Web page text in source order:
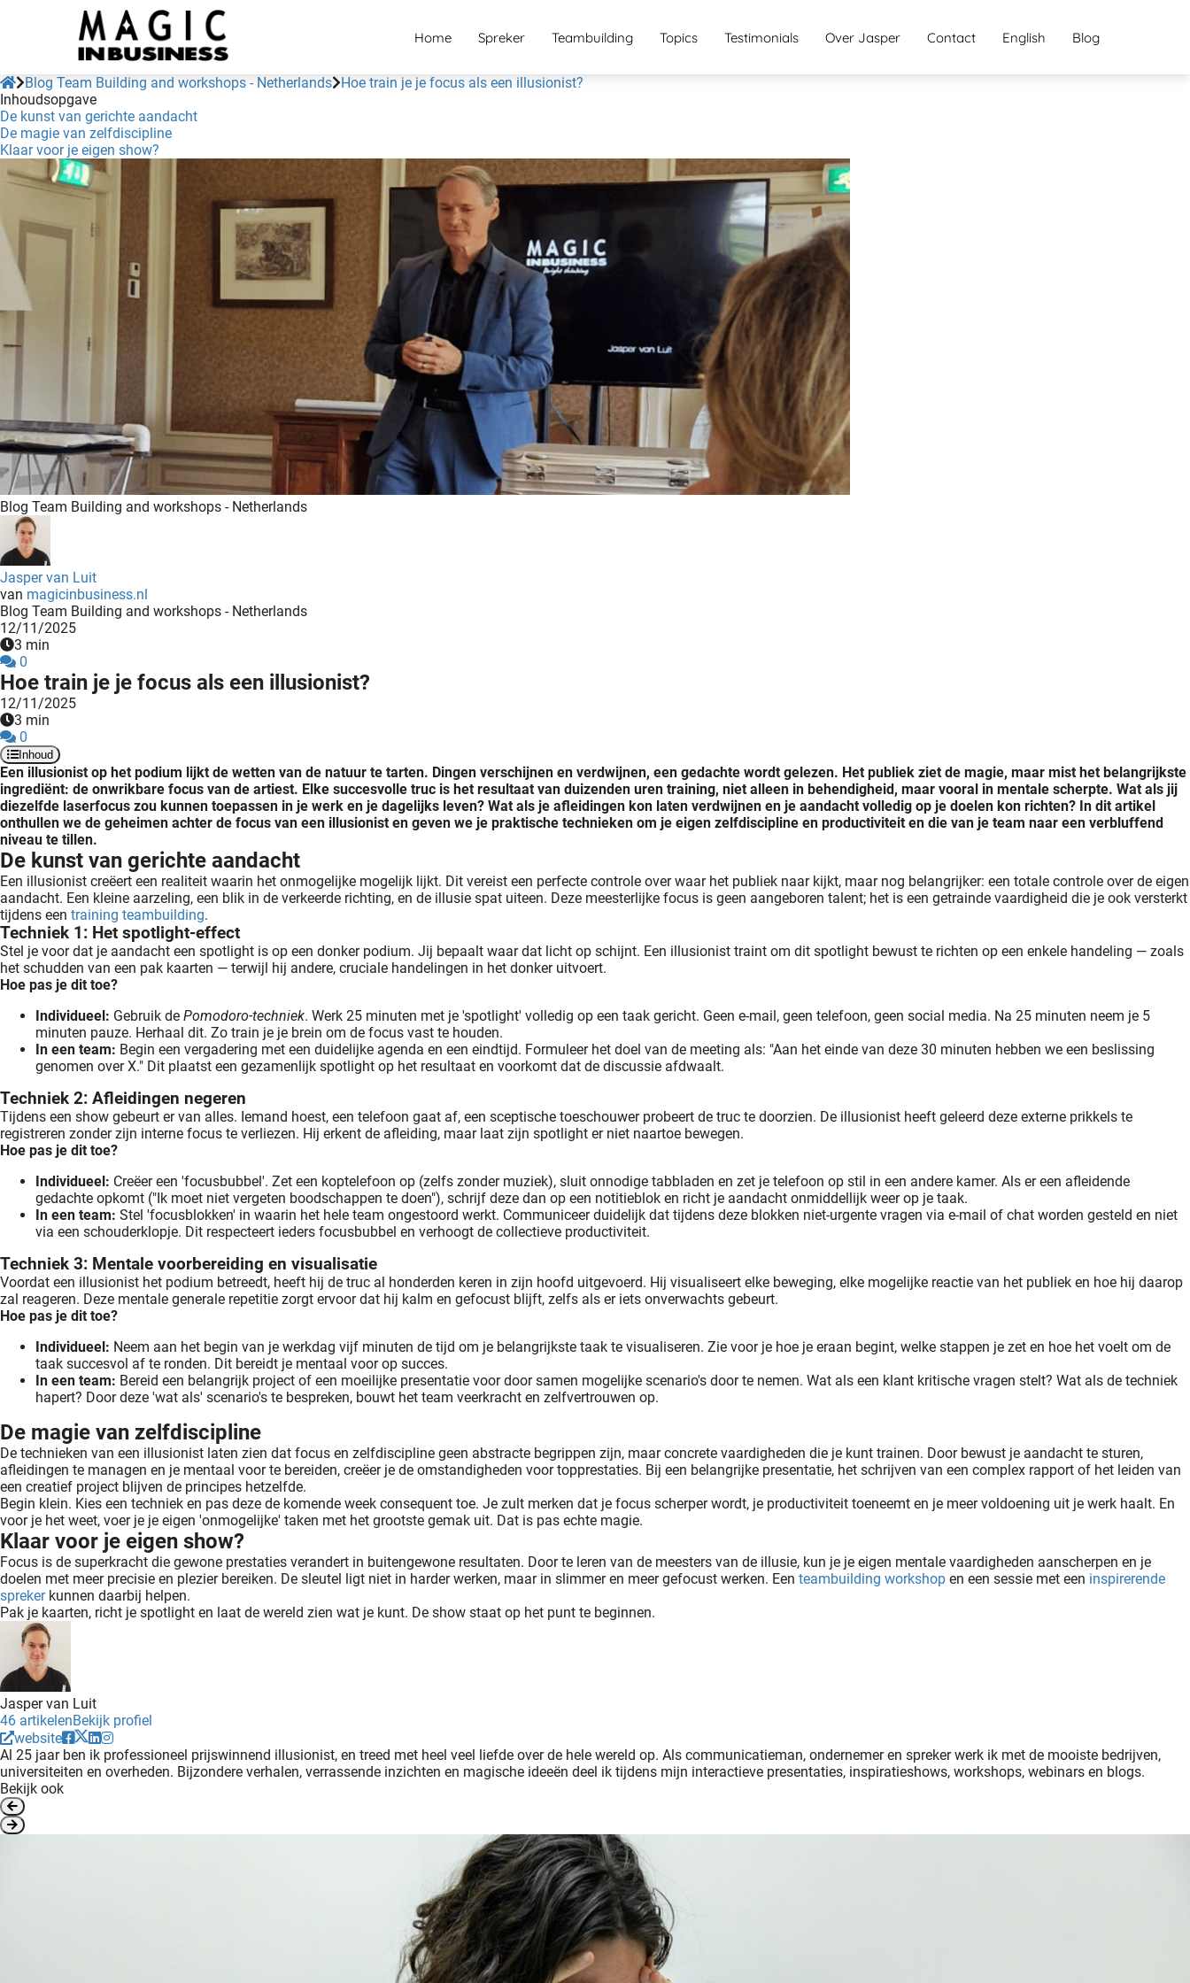
Home Spreker Teambuilding Topics Testimonials Over Jasper Contact English Blog
Blog Team Building and workshops - Netherlands Hoe train je je focus als een illusionist?
Inhoudsopgave
De kunst van gerichte aandacht
De magie van zelfdiscipline
Klaar voor je eigen show?
Blog Team Building and workshops - Netherlands
Jasper van Luit
van magicinbusiness.nl
Blog Team Building and workshops - Netherlands
12/11/2025
3 min
0
Hoe train je je focus als een illusionist?
12/11/2025
3 min
0
Inhoud
Een illusionist op het podium lijkt de wetten van de natuur te tarten. Dingen verschijnen en verdwijnen, een gedachte wordt gelezen. Het publiek ziet de magie, maar mist het belangrijkste
ingrediënt: de onwrikbare focus van de artiest. Elke succesvolle truc is het resultaat van duizenden uren training, niet alleen in behendigheid, maar vooral in mentale scherpte. Wat als jij
diezelfde laserfocus zou kunnen toepassen in je werk en je dagelijks leven? Wat als je afleidingen kon laten verdwijnen en je aandacht volledig op je doelen kon richten? In dit artikel
onthullen we de geheimen achter de focus van een illusionist en geven we je praktische technieken om je eigen zelfdiscipline en productiviteit en die van je team naar een verbluffend
niveau te tillen.
De kunst van gerichte aandacht
Een illusionist creëert een realiteit waarin het onmogelijke mogelijk lijkt. Dit vereist een perfecte controle over waar het publiek naar kijkt, maar nog belangrijker: een totale controle over de eigen
aandacht. Een kleine aarzeling, een blik in de verkeerde richting, en de illusie spat uiteen. Deze meesterlijke focus is geen aangeboren talent; het is een getrainde vaardigheid die je ook versterkt
tijdens een training teambuilding.
Techniek 1: Het spotlight-effect
Stel je voor dat je aandacht een spotlight is op een donker podium. Jij bepaalt waar dat licht op schijnt. Een illusionist traint om dit spotlight bewust te richten op een enkele handeling — zoals
het schudden van een pak kaarten — terwijl hij andere, cruciale handelingen in het donker uitvoert.
Hoe pas je dit toe?
Individueel: Gebruik de Pomodoro-techniek. Werk 25 minuten met je 'spotlight' volledig op een taak gericht. Geen e-mail, geen telefoon, geen social media. Na 25 minuten neem je 5
minuten pauze. Herhaal dit. Zo train je je brein om de focus vast te houden.
In een team: Begin een vergadering met een duidelijke agenda en een eindtijd. Formuleer het doel van de meeting als: "Aan het einde van deze 30 minuten hebben we een beslissing
genomen over X." Dit plaatst een gezamenlijk spotlight op het resultaat en voorkomt dat de discussie afdwaalt.
Techniek 2: Afleidingen negeren
Tijdens een show gebeurt er van alles. Iemand hoest, een telefoon gaat af, een sceptische toeschouwer probeert de truc te doorzien. De illusionist heeft geleerd deze externe prikkels te
registreren zonder zijn interne focus te verliezen. Hij erkent de afleiding, maar laat zijn spotlight er niet naartoe bewegen.
Hoe pas je dit toe?
Individueel: Creëer een 'focusbubbel'. Zet een koptelefoon op (zelfs zonder muziek), sluit onnodige tabbladen en zet je telefoon op stil in een andere kamer. Als er een afleidende
gedachte opkomt ("Ik moet niet vergeten boodschappen te doen"), schrijf deze dan op een notitieblok en richt je aandacht onmiddellijk weer op je taak.
In een team: Stel 'focusblokken' in waarin het hele team ongestoord werkt. Communiceer duidelijk dat tijdens deze blokken niet-urgente vragen via e-mail of chat worden gesteld en niet
via een schouderklopje. Dit respecteert ieders focusbubbel en verhoogt de collectieve productiviteit.
Techniek 3: Mentale voorbereiding en visualisatie
Voordat een illusionist het podium betreedt, heeft hij de truc al honderden keren in zijn hoofd uitgevoerd. Hij visualiseert elke beweging, elke mogelijke reactie van het publiek en hoe hij daarop
zal reageren. Deze mentale generale repetitie zorgt ervoor dat hij kalm en gefocust blijft, zelfs als er iets onverwachts gebeurt.
Hoe pas je dit toe?
Individueel: Neem aan het begin van je werkdag vijf minuten de tijd om je belangrijkste taak te visualiseren. Zie voor je hoe je eraan begint, welke stappen je zet en hoe het voelt om de
taak succesvol af te ronden. Dit bereidt je mentaal voor op succes.
In een team: Bereid een belangrijk project of een moeilijke presentatie voor door samen mogelijke scenario's door te nemen. Wat als een klant kritische vragen stelt? Wat als de techniek
hapert? Door deze 'wat als' scenario's te bespreken, bouwt het team veerkracht en zelfvertrouwen op.
De magie van zelfdiscipline
De technieken van een illusionist laten zien dat focus en zelfdiscipline geen abstracte begrippen zijn, maar concrete vaardigheden die je kunt trainen. Door bewust je aandacht te sturen,
afleidingen te managen en je mentaal voor te bereiden, creëer je de omstandigheden voor topprestaties. Bij een belangrijke presentatie, het schrijven van een complex rapport of het leiden van
een creatief project blijven de principes hetzelfde.
Begin klein. Kies een techniek en pas deze de komende week consequent toe. Je zult merken dat je focus scherper wordt, je productiviteit toeneemt en je meer voldoening uit je werk haalt. En
voor je het weet, voer je je eigen 'onmogelijke' taken met het grootste gemak uit. Dat is pas echte magie.
Klaar voor je eigen show?
Focus is de superkracht die gewone prestaties verandert in buitengewone resultaten. Door te leren van de meesters van de illusie, kun je je eigen mentale vaardigheden aanscherpen en je
doelen met meer precisie en plezier bereiken. De sleutel ligt niet in harder werken, maar in slimmer en meer gefocust werken. Een teambuilding workshop en een sessie met een inspirerende
sprekerkunnen daarbij helpen.
Pak je kaarten, richt je spotlight en laat de wereld zien wat je kunt. De show staat op het punt te beginnen.
Jasper van Luit
46 artikelenBekijk profiel
website
Al 25 jaar ben ik professioneel prijswinnend illusionist, en treed met heel veel liefde over de hele wereld op. Als communicatieman, ondernemer en spreker werk ik met de mooiste bedrijven,
universiteiten en overheden. Bijzondere verhalen, verrassende inzichten en magische ideeën deel ik tijdens mijn interactieve presentaties, inspiratieshows, workshops, webinars en blogs.
Bekijk ook
over
gedrag van
bezoeker op
website.
gebruikt
bezoekers te
op de
Hierdoor
website-
tonen
opslaan